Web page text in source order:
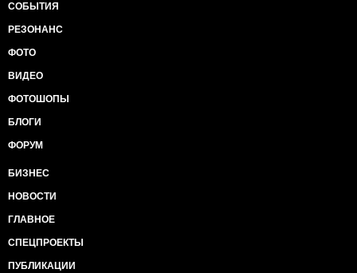
СОБЫТИЯ
РЕЗОНАНС
ФОТО
ВИДЕО
ФОТОШОПЫ
БЛОГИ
ФОРУМ
БИЗНЕС
НОВОСТИ
ГЛАВНОЕ
СПЕЦПРОЕКТЫ
ПУБЛИКАЦИИ